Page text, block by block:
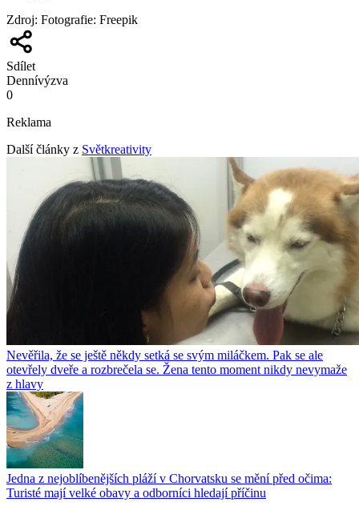
Zdroj: Fotografie: Freepik
Sdílet
Dennívýzva
0
Reklama
Další články z Světkreativity
Nevěřila, že se ještě někdy setká se svým miláčkem. Pak se ale
otevřely dveře a rozbrečela se. Žena tento moment nikdy nevymaže
z hlavy
Jedna z nejoblíbenějších pláží v Chorvatsku se mění před očima:
Turisté mají velké obavy a odborníci hledají příčinu